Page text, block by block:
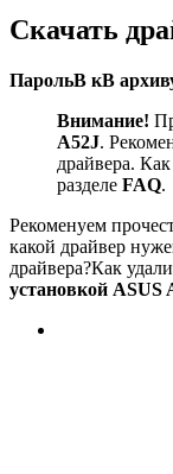
Скачать
ПарольВ кВ
Внимание!
A52J.
драйвера.
разделе FAQ.
Рекоменуем
какой драйвер
драйвера?Как
установкой ASUS